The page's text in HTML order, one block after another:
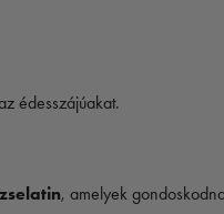
édesszájúakat.
, amelyek